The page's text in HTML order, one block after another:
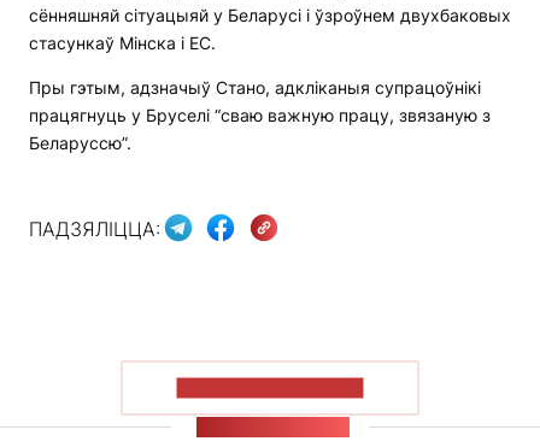
сённяшняй сітуацыяй у Беларусі і ўзроўнем двухбаковых
стасункаў Мінска і ЕС.
Пры гэтым, адзначыў Стано, адкліканыя супрацоўнікі
працягнуць у Бруселі “сваю важную працу, звязаную з
Беларуссю”.
ПАДЗЯЛІЦЦА: